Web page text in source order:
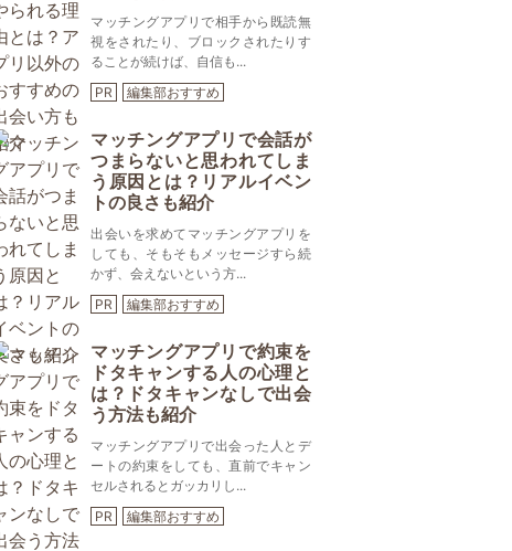
マッチングアプリで相手から既読無
視をされたり、ブロックされたりす
ることが続けば、自信も...
PR
編集部おすすめ
マッチングアプリで会話が
つまらないと思われてしま
う原因とは？リアルイベン
トの良さも紹介
出会いを求めてマッチングアプリを
しても、そもそもメッセージすら続
かず、会えないという方...
PR
編集部おすすめ
マッチングアプリで約束を
ドタキャンする人の心理と
は？ドタキャンなしで出会
う方法も紹介
マッチングアプリで出会った人とデ
ートの約束をしても、直前でキャン
セルされるとガッカリし...
PR
編集部おすすめ